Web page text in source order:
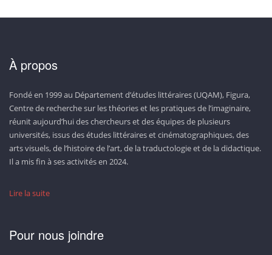
À propos
Fondé en 1999 au Département d’études littéraires (UQAM), Figura,
Centre de recherche sur les théories et les pratiques de l’imaginaire,
réunit aujourd’hui des chercheurs et des équipes de plusieurs
universités, issus des études littéraires et cinématographiques, des
arts visuels, de l’histoire de l’art, de la traductologie et de la didactique.
Il a mis fin à ses activités en 2024.
Lire la suite
Pour nous joindre